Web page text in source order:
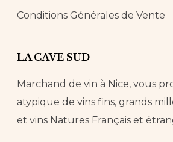
Conditions Générales de Vente
LA CAVE SUD
Marchand de vin à Nice, vous
atypique de vins fins, grands
et vins Natures Français et